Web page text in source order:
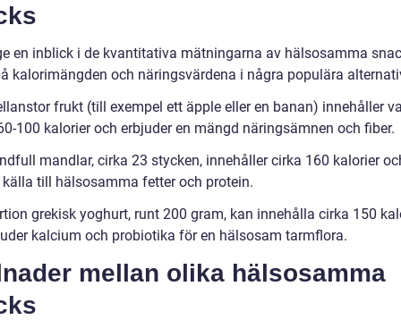
en inblick i de kvantitativa mätningarna av hälsosamma
kalorimängden och näringsvärdena i några populära
frukt (till exempel ett äpple eller en banan) innehåller
100 kalorier och erbjuder en mängd näringsämnen och fiber.
mandlar, cirka 23 stycken, innehåller cirka 160 kalorier
till hälsosamma fetter och protein.
grekisk yoghurt, runt 200 gram, kan innehålla cirka 150
kalcium och probiotika för en hälsosam tarmflora.
mellan olika hälsosamma